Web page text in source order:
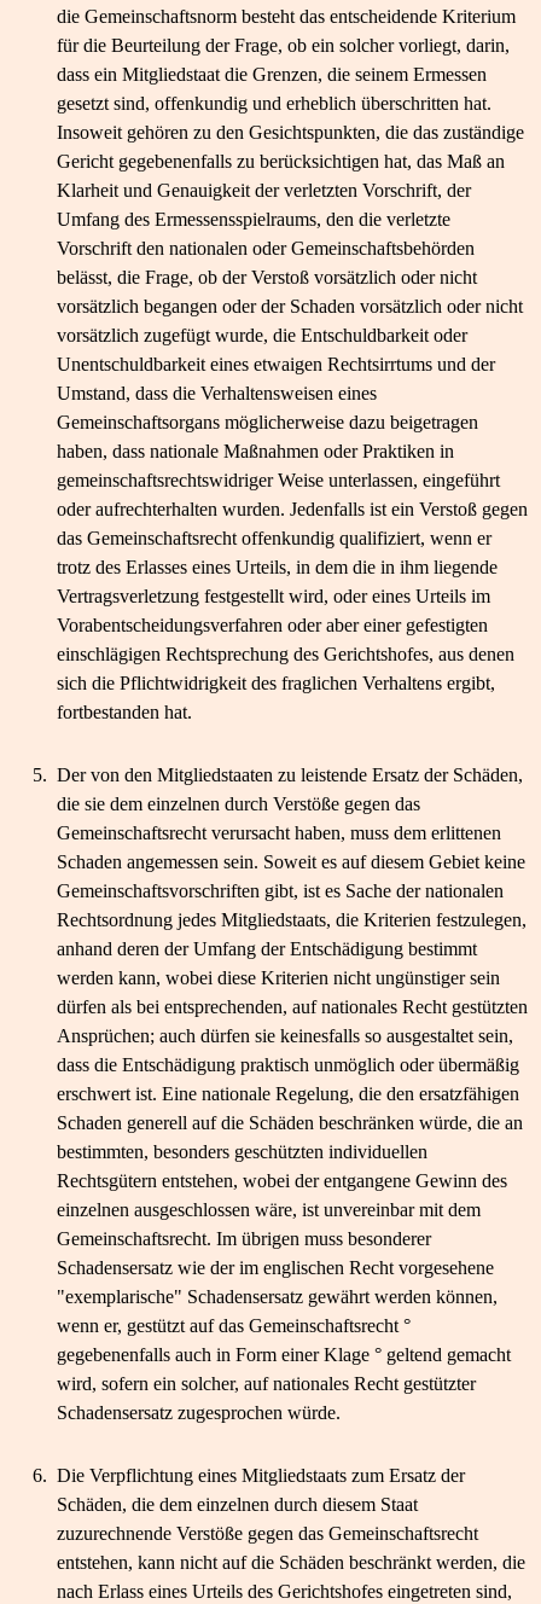
die Gemeinschaftsnorm besteht das entscheidende Kriterium
für die Beurteilung der Frage, ob ein solcher vorliegt, darin,
dass ein Mitgliedstaat die Grenzen, die seinem Ermessen
gesetzt sind, offenkundig und erheblich überschritten hat.
Insoweit gehören zu den Gesichtspunkten, die das zuständige
Gericht gegebenenfalls zu berücksichtigen hat, das Maß an
Klarheit und Genauigkeit der verletzten Vorschrift, der
Umfang des Ermessensspielraums, den die verletzte
Vorschrift den nationalen oder Gemeinschaftsbehörden
belässt, die Frage, ob der Verstoß vorsätzlich oder nicht
vorsätzlich begangen oder der Schaden vorsätzlich oder nicht
vorsätzlich zugefügt wurde, die Entschuldbarkeit oder
Unentschuldbarkeit eines etwaigen Rechtsirrtums und der
Umstand, dass die Verhaltensweisen eines
Gemeinschaftsorgans möglicherweise dazu beigetragen
haben, dass nationale Maßnahmen oder Praktiken in
gemeinschaftsrechtswidriger Weise unterlassen, eingeführt
oder aufrechterhalten wurden. Jedenfalls ist ein Verstoß gegen
das Gemeinschaftsrecht offenkundig qualifiziert, wenn er
trotz des Erlasses eines Urteils, in dem die in ihm liegende
Vertragsverletzung festgestellt wird, oder eines Urteils im
Vorabentscheidungsverfahren oder aber einer gefestigten
einschlägigen Rechtsprechung des Gerichtshofes, aus denen
sich die Pflichtwidrigkeit des fraglichen Verhaltens ergibt,
fortbestanden hat.
5. Der von den Mitgliedstaaten zu leistende Ersatz der Schäden,
die sie dem einzelnen durch Verstöße gegen das
Gemeinschaftsrecht verursacht haben, muss dem erlittenen
Schaden angemessen sein. Soweit es auf diesem Gebiet keine
Gemeinschaftsvorschriften gibt, ist es Sache der nationalen
Rechtsordnung jedes Mitgliedstaats, die Kriterien festzulegen,
anhand deren der Umfang der Entschädigung bestimmt
werden kann, wobei diese Kriterien nicht ungünstiger sein
dürfen als bei entsprechenden, auf nationales Recht gestützten
Ansprüchen; auch dürfen sie keinesfalls so ausgestaltet sein,
dass die Entschädigung praktisch unmöglich oder übermäßig
erschwert ist. Eine nationale Regelung, die den ersatzfähigen
Schaden generell auf die Schäden beschränken würde, die an
bestimmten, besonders geschützten individuellen
Rechtsgütern entstehen, wobei der entgangene Gewinn des
einzelnen ausgeschlossen wäre, ist unvereinbar mit dem
Gemeinschaftsrecht. Im übrigen muss besonderer
Schadensersatz wie der im englischen Recht vorgesehene
"exemplarische" Schadensersatz gewährt werden können,
wenn er, gestützt auf das Gemeinschaftsrecht °
gegebenenfalls auch in Form einer Klage ° geltend gemacht
wird, sofern ein solcher, auf nationales Recht gestützter
Schadensersatz zugesprochen würde.
6. Die Verpflichtung eines Mitgliedstaats zum Ersatz der
Schäden, die dem einzelnen durch diesem Staat
zuzurechnende Verstöße gegen das Gemeinschaftsrecht
entstehen, kann nicht auf die Schäden beschränkt werden, die
nach Erlass eines Urteils des Gerichtshofes eingetreten sind,